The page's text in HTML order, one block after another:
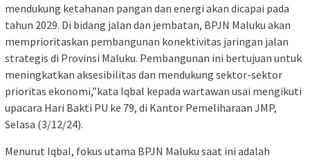
mendukung ketahanan pangan dan energi akan dicapai pada
tahun 2029. Di bidang jalan dan jembatan, BPJN Maluku akan
memprioritaskan pembangunan konektivitas jaringan jalan
strategis di Provinsi Maluku. Pembangunan ini bertujuan untuk
meningkatkan aksesibilitas dan mendukung sektor-sektor
prioritas ekonomi,”kata Iqbal kepada wartawan usai mengikuti
upacara Hari Bakti PU ke 79, di Kantor Pemeliharaan JMP,
Selasa (3/12/24).
Menurut Iqbal, fokus utama BPJN Maluku saat ini adalah